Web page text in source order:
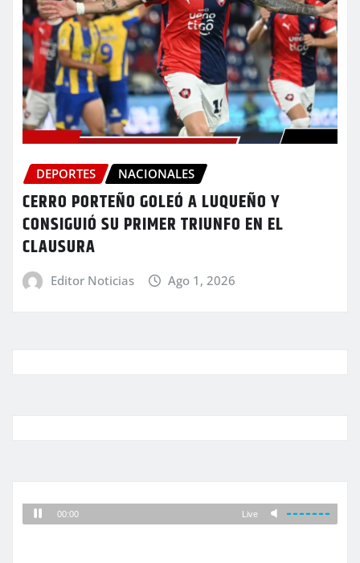
DEPORTES NACIONALES
CERRO PORTEÑO GOLEÓ A LUQUEÑO Y
CONSIGUIÓ SU PRIMER TRIUNFO EN EL
CLAUSURA
Editor Noticias Ago 1, 2026